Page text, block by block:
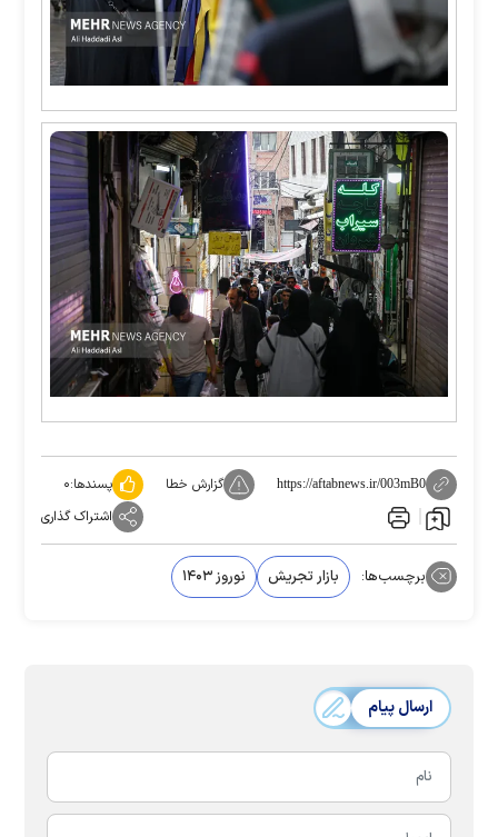
https://aftabnews.ir/003mB0 گزارش خطا پسندها:۰
اشتراک گذاری
برچسب‌ها: بازار تجریش نوروز ۱۴۰۳
ارسال پیام